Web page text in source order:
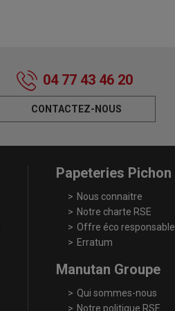
04 77 43 46 20
CONTACTEZ-NOUS
Papeteries Pichon
Nous connaitre
Notre charte RSE
Offre éco responsable
Erratum
Manutan Groupe
Qui sommes-nous
Notre politique RSE